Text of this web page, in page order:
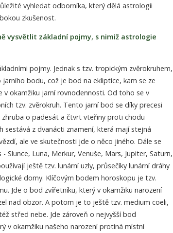
vyhledat odborníka, který dělá astrologii
zkušenost.
vysvětlit základní pojmy, s nimiž astrologie
pojmy. Jednak s tzv. tropickým zvěrokruhem,
bodu, což je bod na ekliptice, kam se ze
v okamžiku jarní rovnodennosti. Od toho se v
tzv. zvěrokruh. Tento jarní bod se díky precesi
zhruba o padesát a čtvrt vteřiny proti chodu
sestává z dvanácti znamení, která mají stejná
ale ve skutečnosti jde o něco jiného. Dále se
Slunce, Luna, Merkur, Venuše, Mars, Jupiter, Saturn,
ještě tzv. lunární uzly, průsečíky lunární dráhy
domy. Klíčovým bodem horoskopu je tzv.
Jde o bod zvířetníku, který v okamžiku narození
nad obzor. A potom je to ještě tzv. medium coeli,
střed nebe. Jde zároveň o nejvyšší bod
v okamžiku našeho narození protíná místní